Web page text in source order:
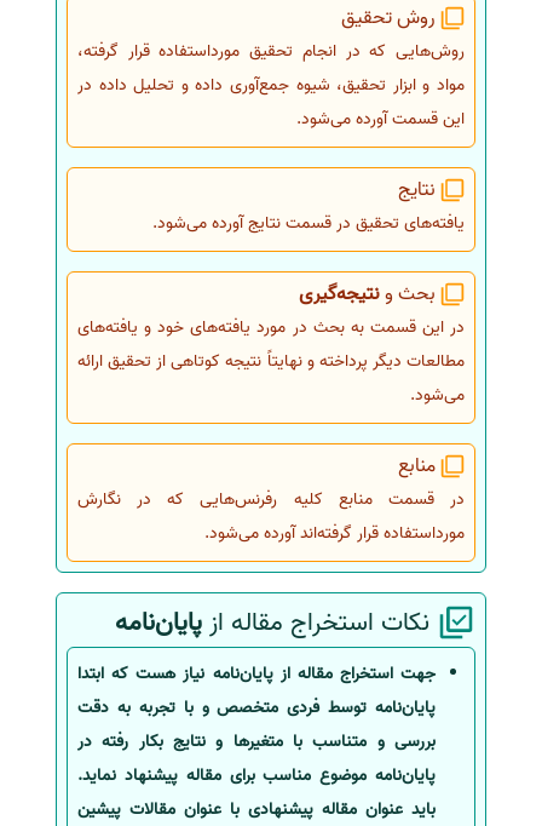
روش تحقیق
روش‌هایی که در انجام تحقیق مورداستفاده قرار گرفته،
مواد و ابزار تحقیق، شیوه جمع‌آوری داده و تحلیل داده در
این قسمت آورده می‌شود.
نتایج
یافته‌های تحقیق در قسمت نتایج آورده می‌شود.
بحث ونتیجه‌گیری
در این قسمت به بحث در مورد یافته‌های خود و یافته‌های
مطالعات دیگر پرداخته و نهایتاً نتیجه کوتاهی از تحقیق ارائه
می‌شود.
منابع
در قسمت منابع کلیه رفرنس‌هایی که در نگارش
مورداستفاده قرار گرفته‌اند آورده می‌شود.
نکات استخراج مقاله از پایان‌نامه
جهت استخراج مقاله از پایان‌نامه نیاز هست که ابتدا
پایان‌نامه توسط فردی متخصص و با تجربه به دقت
بررسی و متناسب با متغیرها و نتایج بکار رفته در
پایان‌نامه موضوع مناسب برای مقاله پیشنهاد نماید.
باید عنوان مقاله پیشنهادی با عنوان مقالات پیشین